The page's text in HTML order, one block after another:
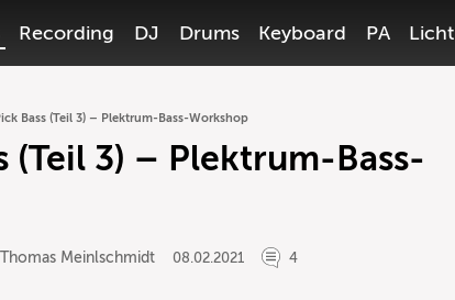
Recording DJ Drums Keyboard PA Licht
Bass (Teil 3) – Plektrum-Bass-Workshop
(Teil 3) – Plektrum-Bass-
Thomas Meinlschmidt 08.02.2021 4